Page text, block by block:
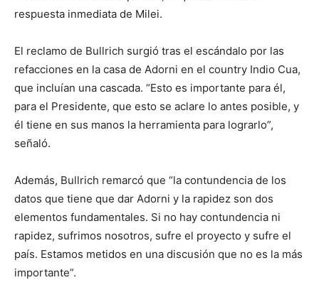
respuesta inmediata de Milei.
El reclamo de Bullrich surgió tras el escándalo por las
refacciones en la casa de Adorni en el country Indio Cua,
que incluían una cascada. “Esto es importante para él,
para el Presidente, que esto se aclare lo antes posible, y
él tiene en sus manos la herramienta para lograrlo”,
señaló.
Además, Bullrich remarcó que “la contundencia de los
datos que tiene que dar Adorni y la rapidez son dos
elementos fundamentales. Si no hay contundencia ni
rapidez, sufrimos nosotros, sufre el proyecto y sufre el
país. Estamos metidos en una discusión que no es la más
importante”.